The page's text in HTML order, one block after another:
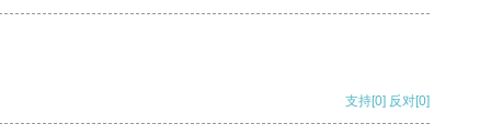
支持[0] 反对[0]